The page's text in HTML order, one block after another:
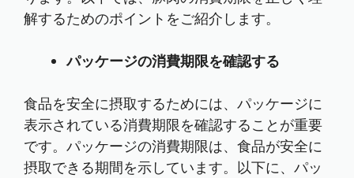
解するためのポイントをご紹介します。
パッケージの消費期限を確認する
食品を安全に摂取するためには、パッケージに
表示されている消費期限を確認することが重要
です。パッケージの消費期限は、食品が安全に
摂取できる期間を示しています。以下に、パッ